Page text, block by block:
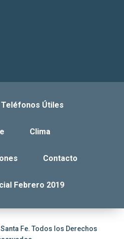
Teléfonos Útiles
Clima
Contacto
Febrero 2019
Fe. Todos los Derechos